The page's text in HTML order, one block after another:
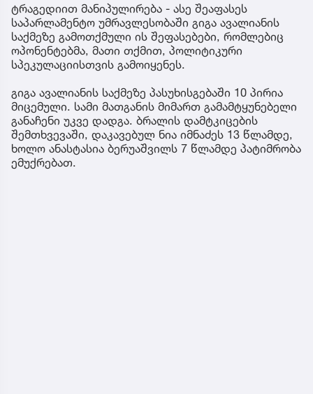
ტრაგედიით მანიპულირება - ასე შეაფასეს
საპარლამენტო უმრავლესობაში გიგა ავალიანის
საქმეზე გამოთქმული ის შეფასებები, რომლებიც
ოპონენტებმა, მათი თქმით, პოლიტიკური
სპეკულაციისთვის გამოიყენეს.
გიგა ავალიანის საქმეზე პასუხისგებაში 10 პირია
მიცემული. სამი მათგანის მიმართ გამამტყუნებელი
განაჩენი უკვე დადგა. ბრალის დამტკიცების
შემთხვევაში, დაკავებულ ნია იმნაძეს 13 წლამდე,
ხოლო ანასტასია ბერუაშვილს 7 წლამდე პატიმრობა
ემუქრებათ.